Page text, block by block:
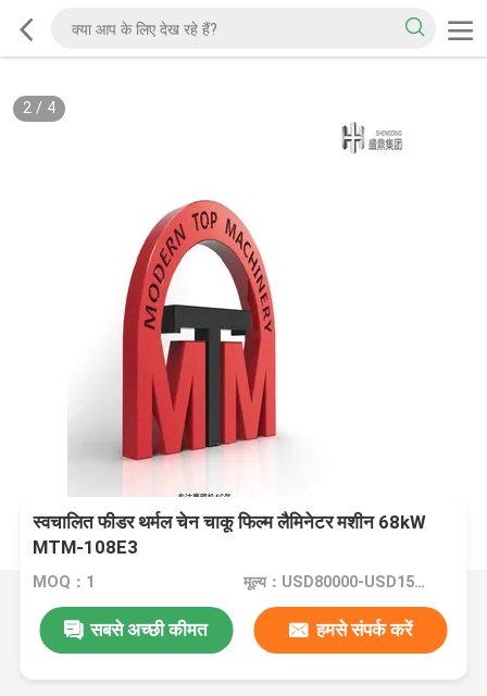
2/ 4
स्वचालित फीडर थर्मल चेन चाकू फिल्म लैमिनेटर मशीन 68kW
MTM-108E3
MOQ：1 मूल्य：USD80000-USD150000
सबसे अच्छी कीमत हमसे संपर्क करें